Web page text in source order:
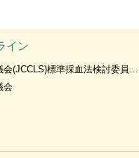
イン
標準採血法検討委員会 [編]
会